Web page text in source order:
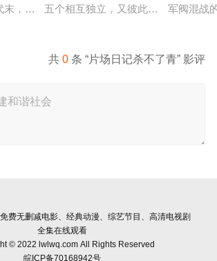
末，怒河市刑侦支队在无普及监控、无DNA
五个相互独立，又彼此呼应的故事
军阀混战
共0 条 “片场日记杀不了青” 影评
费无删减电影、经典动漫、综艺节目、高清电视剧
全集在线观看
© 2022 lwlwq.com All Rights Reserved
皖ICP备70168942号